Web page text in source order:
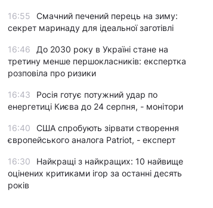
Пиріжки в
"сюрпризом" та
вбивча горілка:
розвідка розповіла, як українці
16:55
Смачний печений перець на зиму:
секрет маринаду для ідеальної заготівлі
16:46
До 2030 року в Україні стане на
третину менше першокласників: експертка
розповіла про ризики
16:43
Росія готує потужний удар по
енергетиці Києва до 24 серпня, - монітори
16:40
США спробують зірвати створення
європейського аналога Patriot, - експерт
16:30
Найкращі з найкращих: 10 найвище
оцінених критиками ігор за останні десять
років